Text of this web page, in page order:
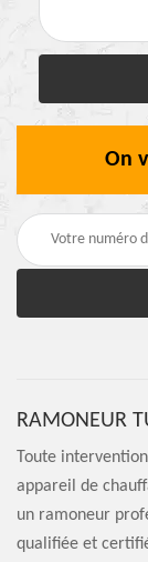
On
RAMONEUR
Toute
appareil de
un ramoneur
qualifiée et